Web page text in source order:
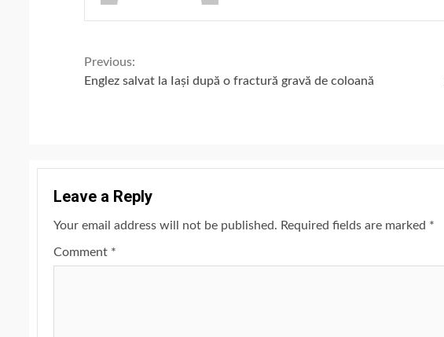
Continue
Previous:
Englez salvat la Iași după o fractură gravă de coloană
Leave a Reply
Your email address will not be published. Required fields are marked *
Comment *